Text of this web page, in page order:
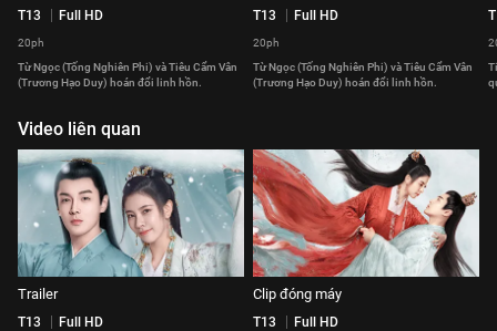
T13 Full HD
20ph
Từ Ngọc (Tống Nghiên Phi) và Tiêu Cẩm Vân
(Trương Hạo Duy) hoán đổi linh hồn.
T13 Full HD
20ph
Từ Ngọc (Tống Nghiên Phi) và Tiêu Cẩm Vân
(Trương Hạo Duy) hoán đổi linh hồn.
Video liên quan
Trailer
T13 Full HD
Clip đóng máy
T13 Full HD